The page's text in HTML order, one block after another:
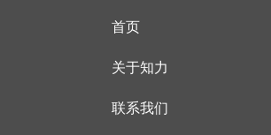
首页
关于知力
联系我们